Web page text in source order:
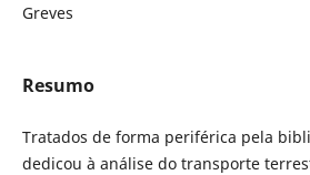
Greves
Resumo
Tratados de forma periférica pela
dedicou à análise do transporte